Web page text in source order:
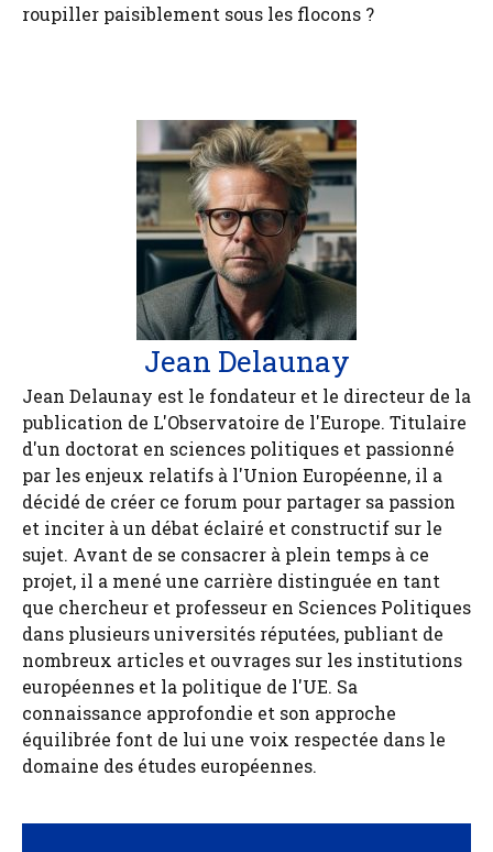
roupiller paisiblement sous les flocons ?
Jean Delaunay
Jean Delaunay est le fondateur et le directeur de la
publication de L'Observatoire de l'Europe. Titulaire
d'un doctorat en sciences politiques et passionné
par les enjeux relatifs à l'Union Européenne, il a
décidé de créer ce forum pour partager sa passion
et inciter à un débat éclairé et constructif sur le
sujet. Avant de se consacrer à plein temps à ce
projet, il a mené une carrière distinguée en tant
que chercheur et professeur en Sciences Politiques
dans plusieurs universités réputées, publiant de
nombreux articles et ouvrages sur les institutions
européennes et la politique de l'UE. Sa
connaissance approfondie et son approche
équilibrée font de lui une voix respectée dans le
domaine des études européennes.